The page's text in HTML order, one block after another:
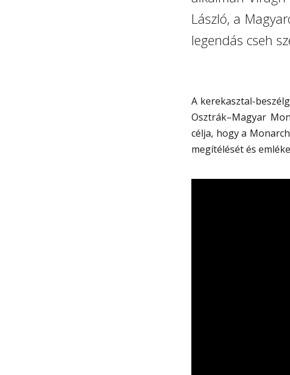
László, a
legendás cseh
A kerekasztal-
Osztrák–Magyar
célja, hogy a
megítélését és